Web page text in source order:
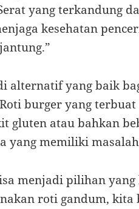
yang terkandung
kesehatan
alternatif yang baik
burger yang
gluten atau bahkan
yang memiliki
menjadi pilihan
roti gandum, kita